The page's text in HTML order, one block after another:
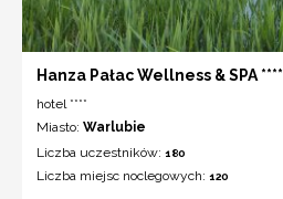
Hanza Pałac Wellness & SPA ****
hotel ****
Miasto: Warlubie
Liczba uczestników: 180
Liczba miejsc noclegowych: 120